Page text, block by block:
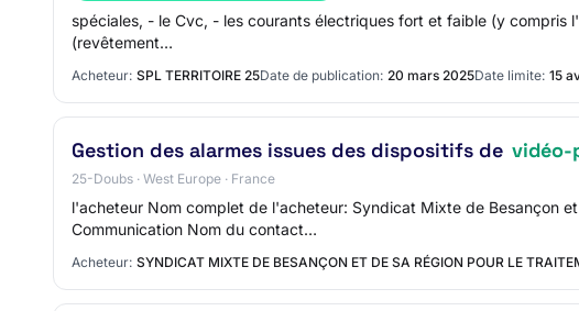
spéciales, - le Cvc, - les courants électriques fort et faible (y
(revêtement…
Acheteur: SPL TERRITOIRE 25Date de publication: 20 mars 2025Date limite: 15
Gestion des alarmes issues des dispositifs de
25-Doubs · West Europe · France
l'acheteur Nom complet de l'acheteur: Syndicat Mixte de Besançon
Communication Nom du contact…
Acheteur: SYNDICAT MIXTE DE BESANÇON ET DE SA RÉGION POUR LE